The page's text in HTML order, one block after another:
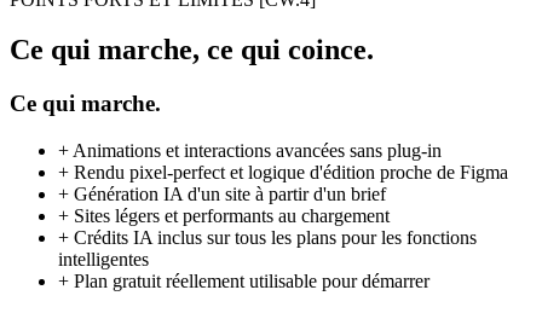
Ce qui marche, ce qui coince.
Ce qui marche.
+ Animations et interactions avancées sans plug-in
+ Rendu pixel-perfect et logique d'édition proche de Figma
+ Génération IA d'un site à partir d'un brief
+ Sites légers et performants au chargement
+ Crédits IA inclus sur tous les plans pour les fonctions
intelligentes
+ Plan gratuit réellement utilisable pour démarrer